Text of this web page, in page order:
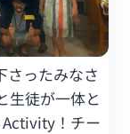
さったみなさ
生徒が一体と
！チー